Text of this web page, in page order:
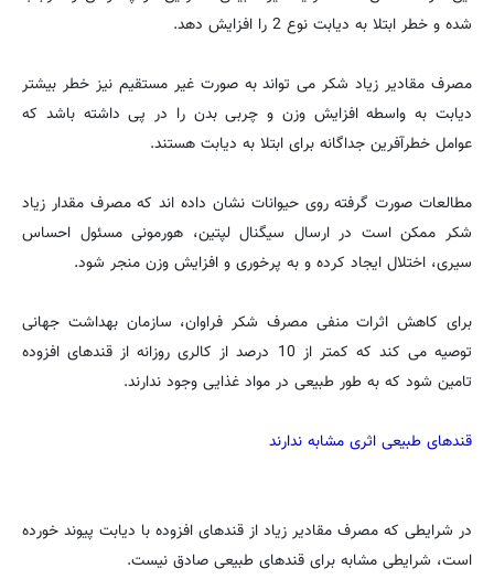
شده و خطر ابتلا به دیابت نوع 2 را افزایش دهد.
مصرف مقادیر زیاد شکر می تواند به صورت غیر مستقیم نیز خطر بیشتر
دیابت به واسطه افزایش وزن و چربی بدن را در پی داشته باشد که
عوامل خطرآفرین جداگانه برای ابتلا به دیابت هستند.
مطالعات صورت گرفته روی حیوانات نشان داده اند که مصرف مقدار زیاد
شکر ممکن است در ارسال سیگنال لپتین، هورمونی مسئول احساس
سیری، اختلال ایجاد کرده و به پرخوری و افزایش وزن منجر شود.
برای کاهش اثرات منفی مصرف شکر فراوان، سازمان بهداشت جهانی
توصیه می کند که کمتر از 10 درصد از کالری روزانه از قندهای افزوده
تامین شود که به طور طبیعی در مواد غذایی وجود ندارند.
قندهای طبیعی اثری مشابه ندارند
در شرایطی که مصرف مقادیر زیاد از قندهای افزوده با دیابت پیوند خورده
است، شرایطی مشابه برای قندهای طبیعی صادق نیست.